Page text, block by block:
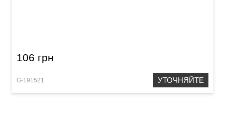
106 грн
G-191521 УТОЧНЯЙТЕ